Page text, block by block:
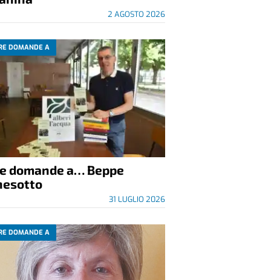
2 AGOSTO 2026
DOMANDE A
domande a… Beppe
31 LUGLIO 2026
DOMANDE A